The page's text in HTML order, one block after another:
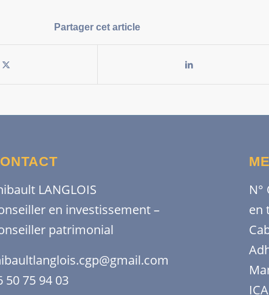
Partager cet article
LANGLOIS
en investissement –
patrimonial
50 75 94 03
N°
en